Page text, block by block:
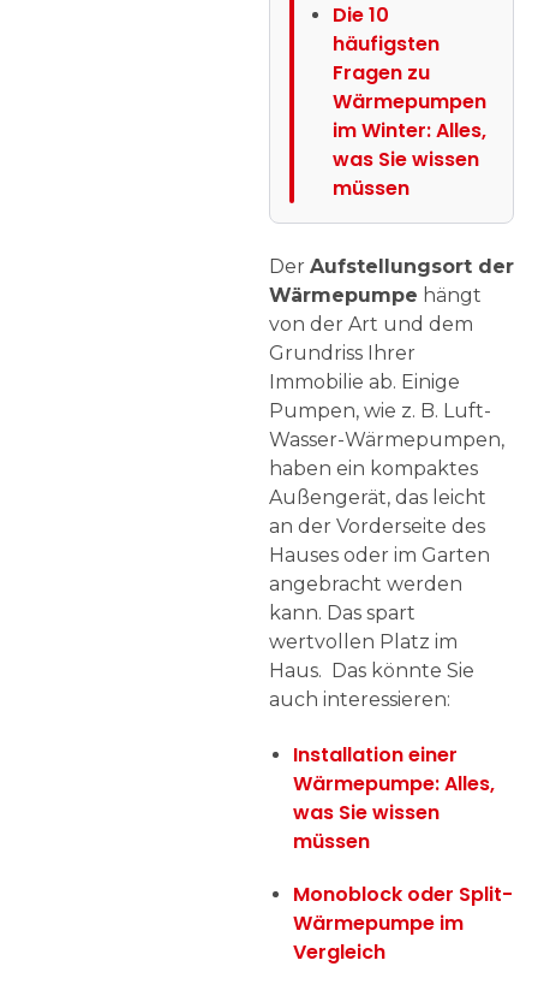
Die 10
häufigsten
Fragen zu
Wärmepumpen
im Winter: Alles,
was Sie wissen
müssen
Der Aufstellungsort der
Wärmepumpe hängt
von der Art und dem
Grundriss Ihrer
Immobilie ab. Einige
Pumpen, wie z. B. Luft-
Wasser-Wärmepumpen,
haben ein kompaktes
Außengerät, das leicht
an der Vorderseite des
Hauses oder im Garten
angebracht werden
kann. Das spart
wertvollen Platz im
Haus. Das könnte Sie
auch interessieren:
Installation einer
Wärmepumpe: Alles,
was Sie wissen
müssen
Monoblock oder Split-
Wärmepumpe im
Vergleich